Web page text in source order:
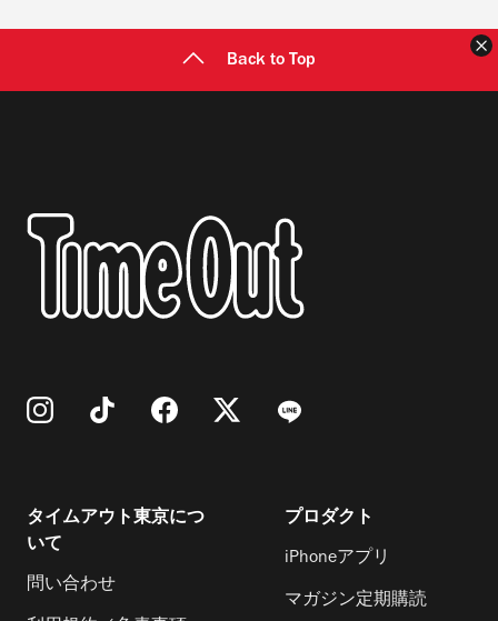
Back to Top
タイムアウト東京につ
いて
問い合わせ
プロダクト
iPhoneアプリ
マガジン定期購読